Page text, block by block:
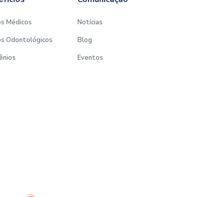
Médicos
Odontológicos
Notícias
Blog
Eventos